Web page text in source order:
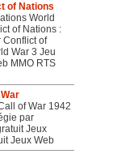
of Nations
World
of Nations :
Conflict of
War 3 Jeu
MMO RTS
of War 1942
par
Jeux
Jeux Web